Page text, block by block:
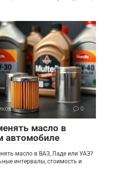
0
масло в
автомобиле
масло в ВАЗ, Ладе или УАЗ?
интервалы, стоимость и